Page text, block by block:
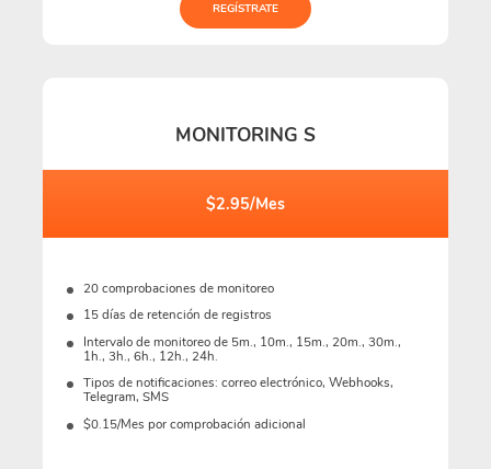
REGÍSTRATE
MONITORING S
$2.95/Mes
20 comprobaciones de monitoreo
15 días de retención de registros
Intervalo de monitoreo de 5m., 10m., 15m., 20m., 30m.,
1h., 3h., 6h., 12h., 24h.
Tipos de notificaciones: correo electrónico, Webhooks,
Telegram, SMS
$0.15/Mes por comprobación adicional